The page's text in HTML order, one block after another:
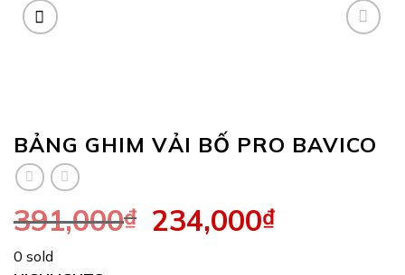
BẢNG GHIM VẢI BỐ PRO BAVICO
391,000₫ 234,000₫
0 sold